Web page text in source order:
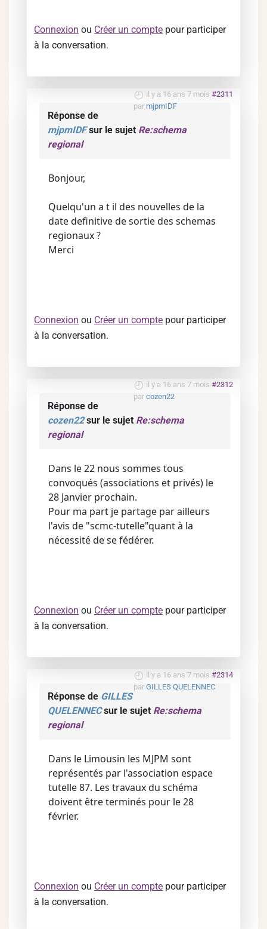
Connexion ou Créer un compte pour participer
à la conversation.
il y a 16 ans 7 mois #2311
par mjpmIDF
Réponse de
mjpmIDFsur le sujet Re:schema
regional
Bonjour,
Quelqu'un a t il des nouvelles de la
date definitive de sortie des schemas
regionaux ?
Merci
Connexion ou Créer un compte pour participer
à la conversation.
il y a 16 ans 7 mois #2312
par cozen22
Réponse de
cozen22sur le sujet Re:schema
regional
Dans le 22 nous sommes tous
convoqués (associations et privés) le
28 Janvier prochain.
Pour ma part je partage par ailleurs
l'avis de "scmc-tutelle"quant à la
nécessité de se fédérer.
Connexion ou Créer un compte pour participer
à la conversation.
il y a 16 ans 7 mois #2314
par GILLES QUELENNEC
Réponse de GILLES
QUELENNECsur le sujet Re:schema
regional
Dans le Limousin les MJPM sont
représentés par l'association espace
tutelle 87. Les travaux du schéma
doivent être terminés pour le 28
février.
Connexion ou Créer un compte pour participer
à la conversation.